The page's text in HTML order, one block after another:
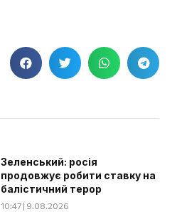
Зеленський: росія
продовжує робити ставку на
балістичний терор
10:47 | 9.08.2026